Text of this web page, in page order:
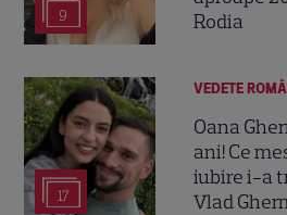
9
Rodia
17
VEDETE
Oana
ani! Ce
iubire i-a
Vlad